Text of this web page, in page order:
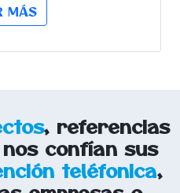
MÁS
, referencias
confían sus
teléfonica,